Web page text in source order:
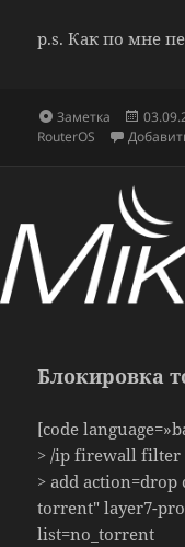
p.s. Как по мне
Формат
Заметка
RouterOS
Блокировка
[code
> /ip firewall filter
> add
torrent" layer7-
list=no_torrent